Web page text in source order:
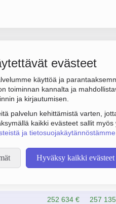
evästeet
käyttöä ja
toiminnan kannalta ja
ja kirjautumisen.
palvelun kehittämistä varten,
kaikki evästeet sallit
ja tietosuojakäytännöstämme
Hyväksy kaikki evästeet
on Muu kiinteistöalan
252 634 € 257